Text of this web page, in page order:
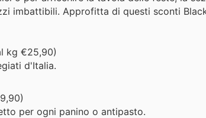
imbattibili. Approfitta di questi sconti
kg €25,90)
d'Italia.
per ogni panino o antipasto.